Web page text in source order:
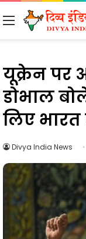
Menu
यूक्रेन पर
डोभाल
लिए भारत
Divya India News